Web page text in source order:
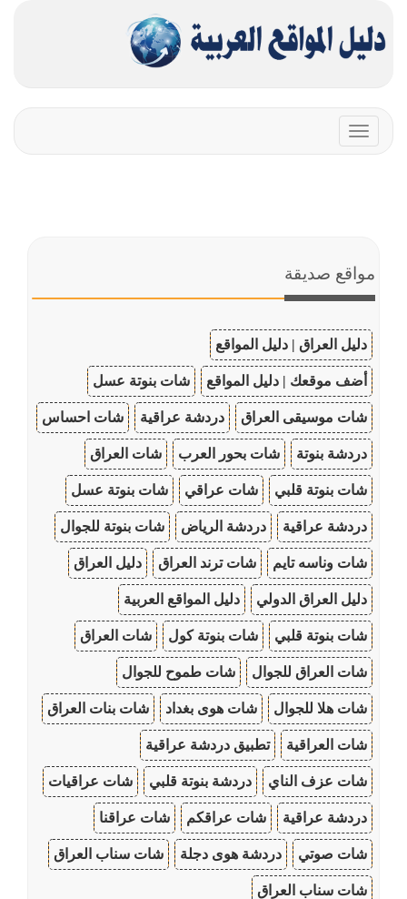
Toggle
navigation
مواقع صديقة
دليل العراق | دليل المواقع
أضف موقعك | دليل المواقع شات بنوتة عسل
شات موسيقى العراق دردشة عراقية شات احساس
دردشة بنوتة شات بحور العرب شات العراق
شات بنوتة قلبي شات عراقي شات بنوتة عسل
دردشة عراقية دردشة الرياض شات بنوتة للجوال
شات وناسه تايم شات ترند العراق دليل العراق
دليل العراق الدولي دليل المواقع العربية
شات بنوتة قلبي شات بنوتة كول شات العراق
شات العراق للجوال شات طموح للجوال
شات هلا للجوال شات هوى بغداد شات بنات العراق
شات العراقية تطبيق دردشة عراقية
شات عزف الناي دردشة بنوتة قلبي شات عراقيات
دردشة عراقية شات عراقكم شات عراقنا
شات صوتي دردشة هوى دجلة شات سناب العراق
شات سناب العراق